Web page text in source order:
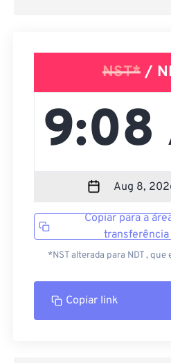
NST*/
Copiar para a
transferência
*NST alterada para NDT , que
Copiar link